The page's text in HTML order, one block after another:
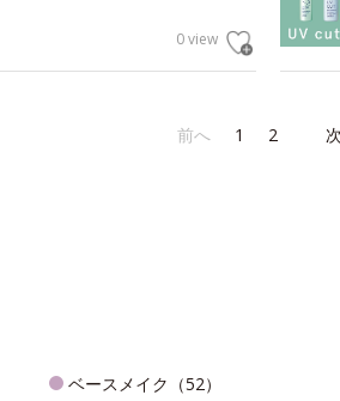
0 view
前へ 1 2
ベースメイク（52）